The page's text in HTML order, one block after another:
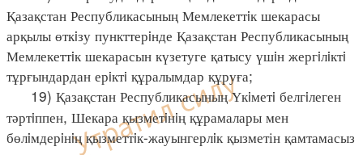
Қазақстан Республикасының Мемлекеттiк шекарасы
арқылы өткiзу пункттерiнде Қазақстан Республикасының
Мемлекеттiк шекарасын күзетуге қатысу үшiн жергiлiктi
тұрғындардан ерiктi құралымдар құруға;
19) Қазақстан Республикасының Үкiметi белгiлеген
тәртiппен, Шекара қызметiнiң құрамалары мен
бөлiмдерiнiң қызметтiк-жауынгерлiк қызметін қамтамасыз